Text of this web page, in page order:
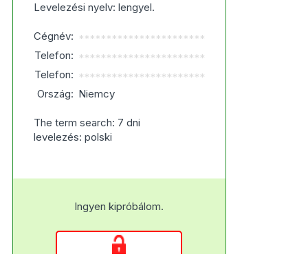
Levelezési nyelv: lengyel.
Cégnév: ***********************
Telefon: ***********************
Telefon: ***********************
Ország: Niemcy
The term search: 7 dni
levelezés: polski
Ingyen kipróbálom.